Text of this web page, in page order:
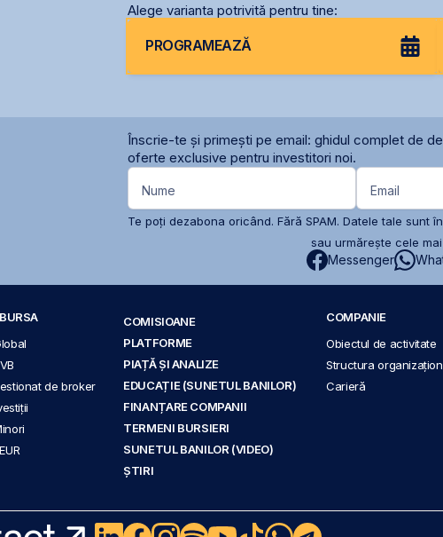
Alege varianta potrivită pentru tine:
PROGRAMEAZĂ
Înscrie-te și primești pe email: ghidul complet de
oferte exclusive pentru investitori noi.
Nume Email
Te poți dezabona oricând. Fără SPAM. Datele tale sunt
sau urmărește cele
Messenger
de broker
COMISIOANE
PLATFORME
PIAȚĂ ȘI ANALIZE
EDUCAȚIE (SUNETUL BANILOR)
FINANȚARE COMPANII
TERMENI BURSIERI
SUNETUL BANILOR (VIDEO)
ȘTIRI
COMPANIE
Obiectul de activitate
Structura
Carieră